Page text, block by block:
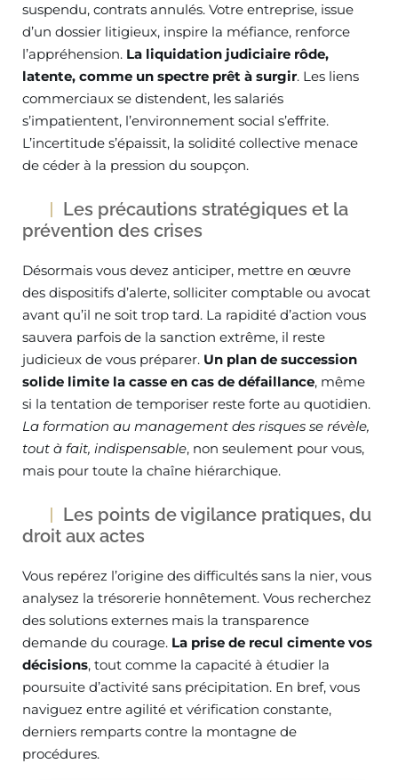
suspendu, contrats annulés. Votre entreprise, issue
d’un dossier litigieux, inspire la méfiance, renforce
l’appréhension. La liquidation judiciaire rôde,
latente, comme un spectre prêt à surgir. Les liens
commerciaux se distendent, les salariés
s’impatientent, l’environnement social s’effrite.
L’incertitude s’épaissit, la solidité collective menace
de céder à la pression du soupçon.
Les précautions stratégiques et la
prévention des crises
Désormais vous devez anticiper, mettre en œuvre
des dispositifs d’alerte, solliciter comptable ou avocat
avant qu’il ne soit trop tard. La rapidité d’action vous
sauvera parfois de la sanction extrême, il reste
judicieux de vous préparer. Un plan de succession
solide limite la casse en cas de défaillance, même
si la tentation de temporiser reste forte au quotidien.
La formation au management des risques se révèle,
tout à fait, indispensable, non seulement pour vous,
mais pour toute la chaîne hiérarchique.
Les points de vigilance pratiques, du
droit aux actes
Vous repérez l’origine des difficultés sans la nier, vous
analysez la trésorerie honnêtement. Vous recherchez
des solutions externes mais la transparence
demande du courage. La prise de recul cimente vos
décisions, tout comme la capacité à étudier la
poursuite d’activité sans précipitation. En bref, vous
naviguez entre agilité et vérification constante,
derniers remparts contre la montagne de
procédures.